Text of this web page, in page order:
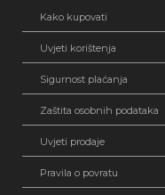
Kako kupovati
Uvjeti korištenja
Sigurnost plaćanja
Zaštita osobnih podataka
Uvjeti prodaje
Pravila o povratu